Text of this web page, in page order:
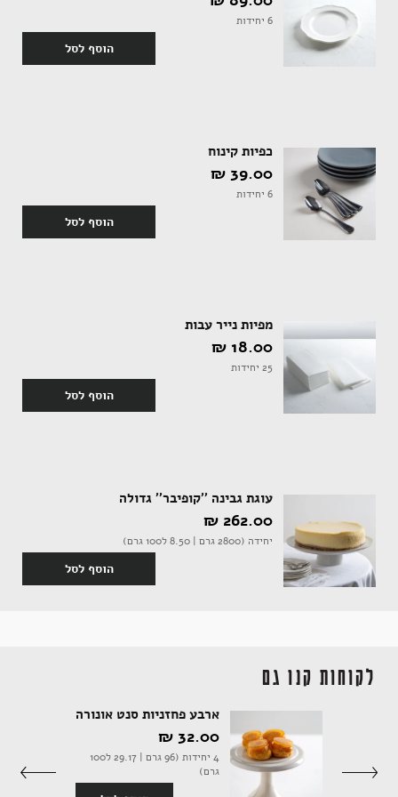
6 יחידות
הוסף לסל
כפיות קינוח
39.00 ‏₪
6 יחידות
הוסף לסל
מפיות נייר עבות
18.00 ‏₪
25 יחידות
הוסף לסל
עוגת גבינה ''קופיבר'' גדולה
262.00 ‏₪
יחידה (2800 גרם | 8.50 ל100 גרם)
הוסף לסל
לקוחות קנו גם
ארבע פחזניות סנט אונורה
32.00 ‏₪
4 יחידות (96 גרם | 29.17 ל100
גרם)
ספרים ומוצרי נייר